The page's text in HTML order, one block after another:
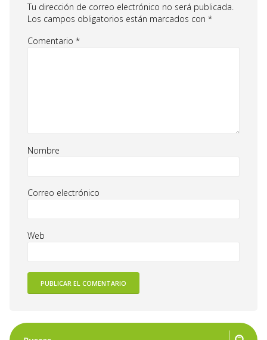
Tu dirección de correo electrónico no será publicada.
Los campos obligatorios están marcados con *
Comentario *
Nombre
Correo electrónico
Web